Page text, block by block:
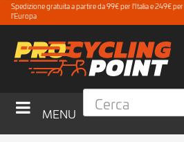
Spedizione gratuita a partire da 99€ per l'Italia e 249€ per
l'Europa
MENU